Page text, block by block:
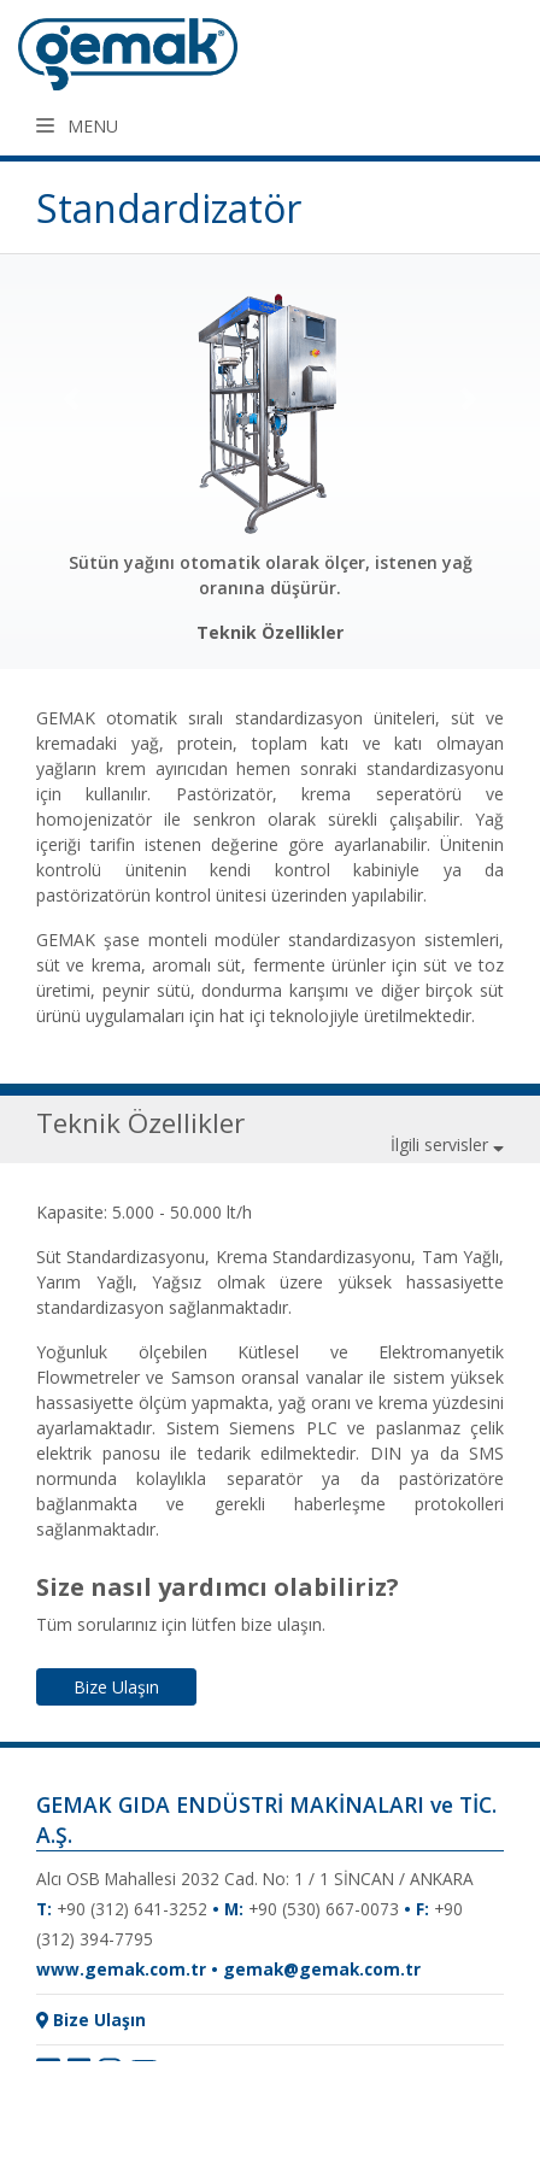
MENU
Standardizatör
Sütün yağını otomatik olarak ölçer, istenen yağ
oranına düşürür.
Teknik Özellikler
GEMAK otomatik sıralı standardizasyon üniteleri, süt ve
kremadaki yağ, protein, toplam katı ve katı olmayan
yağların krem ayırıcıdan hemen sonraki standardizasyonu
için kullanılır. Pastörizatör, krema seperatörü ve
homojenizatör ile senkron olarak sürekli çalışabilir. Yağ
içeriği tarifin istenen değerine göre ayarlanabilir. Ünitenin
kontrolü ünitenin kendi kontrol kabiniyle ya da
pastörizatörün kontrol ünitesi üzerinden yapılabilir.
GEMAK şase monteli modüler standardizasyon sistemleri,
süt ve krema, aromalı süt, fermente ürünler için süt ve toz
üretimi, peynir sütü, dondurma karışımı ve diğer birçok süt
ürünü uygulamaları için hat içi teknolojiyle üretilmektedir.
Teknik Özellikler
İlgili servisler
Kapasite: 5.000 - 50.000 lt/h
Süt Standardizasyonu, Krema Standardizasyonu, Tam Yağlı,
Yarım Yağlı, Yağsız olmak üzere yüksek hassasiyette
standardizasyon sağlanmaktadır.
Yoğunluk ölçebilen Kütlesel ve Elektromanyetik
Flowmetreler ve Samson oransal vanalar ile sistem yüksek
hassasiyette ölçüm yapmakta, yağ oranı ve krema yüzdesini
ayarlamaktadır. Sistem Siemens PLC ve paslanmaz çelik
elektrik panosu ile tedarik edilmektedir. DIN ya da SMS
normunda kolaylıkla separatör ya da pastörizatöre
bağlanmakta ve gerekli haberleşme protokolleri
sağlanmaktadır.
Size nasıl yardımcı olabiliriz?
Tüm sorularınız için lütfen bize ulaşın.
Bize Ulaşın
GEMAK GIDA ENDÜSTRİ MAKİNALARI ve TİC.
A.Ş.
Alcı OSB Mahallesi 2032 Cad. No: 1 / 1 SİNCAN / ANKARA
T: +90 (312) 641-3252 • M: +90 (530) 667-0073 • F: +90
(312) 394-7795
www.gemak.com.tr • gemak@gemak.com.tr
Bize Ulaşın